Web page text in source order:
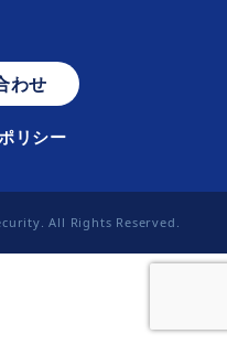
わせ
リシー
All Rights Reserved.